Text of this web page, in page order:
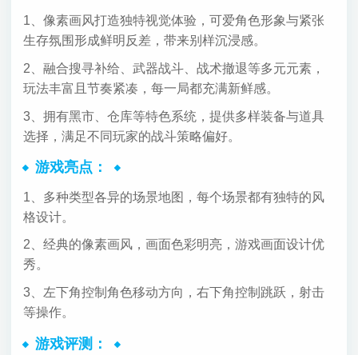
1、像素画风打造独特视觉体验，可爱角色形象与紧张
生存氛围形成鲜明反差，带来别样沉浸感。
2、融合搜寻补给、武器战斗、战术撤退等多元元素，
玩法丰富且节奏紧凑，每一局都充满新鲜感。
3、拥有黑市、仓库等特色系统，提供多样装备与道具
选择，满足不同玩家的战斗策略偏好。
游戏亮点：
1、多种类型各异的场景地图，每个场景都有独特的风
格设计。
2、经典的像素画风，画面色彩明亮，游戏画面设计优
秀。
3、左下角控制角色移动方向，右下角控制跳跃，射击
等操作。
游戏评测：